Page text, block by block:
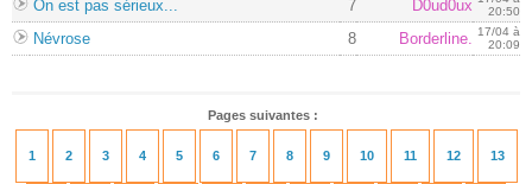
On est pas sérieux... 7 D0ud0ux
20:50
Névrose 8 Borderline. 17/04 à
20:09
Pages suivantes :
1 2 3 4 5 6 7 8 9 10 11 12 13